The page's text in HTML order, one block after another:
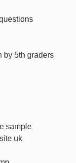
by 5th graders
sample
uk